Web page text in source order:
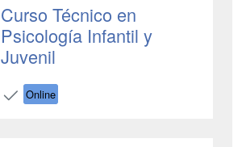
Curso Técnico en
Psicología Infantil y
Juvenil
Online